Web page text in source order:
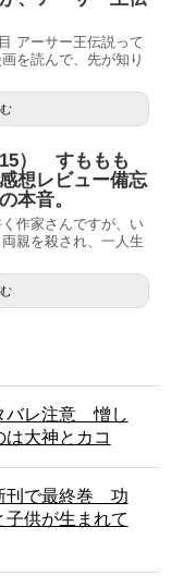
アーサー王伝説って
を読んで、先が知り
） すももも
想レビュー備忘
本音。
作家さんですが、い
親を殺され、一人生
レ注意 憎し
大神とカコ
刊で最終巻 功
供が生まれて